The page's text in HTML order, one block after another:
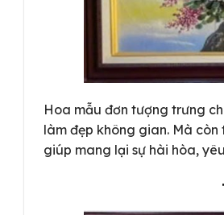
Hoa mẫu đơn tượng trưng
làm đẹp không gian. Mà
giúp mang lại sự hài hòa,